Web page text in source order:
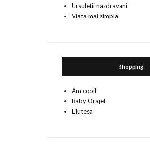
Ursuletii nazdravani
Viata mai simpla
Shopping
Am copil
Baby Orajel
Lilutesa